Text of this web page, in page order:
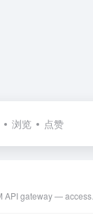
浏览 点赞